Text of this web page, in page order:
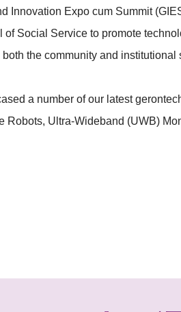
Innovation Expo cum Summit
of Social Service to promote
the community and institutional
a number of our latest
Robots, Ultra-Wideband (UWB)